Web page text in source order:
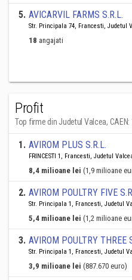
5. AVICARVIL FARMS S.R.L.
Str. Principala 74, Francesti, Judetul
18 angajati
Profit
Top firme din Judetul Valcea,
1. AVIROM PLUS S.R.L.
FRINCESTI 1, Francesti, Judetul
8,4 milioane lei (1,9 milioane
2. AVIROM POULTRY FIVE
Str. Principala 1, Francesti, Judetul
5,4 milioane lei (1,2 milioane
3. AVIROM POULTRY THREE
Str. Principala 1, Francesti, Judetul
3,9 milioane lei (887.670 euro)